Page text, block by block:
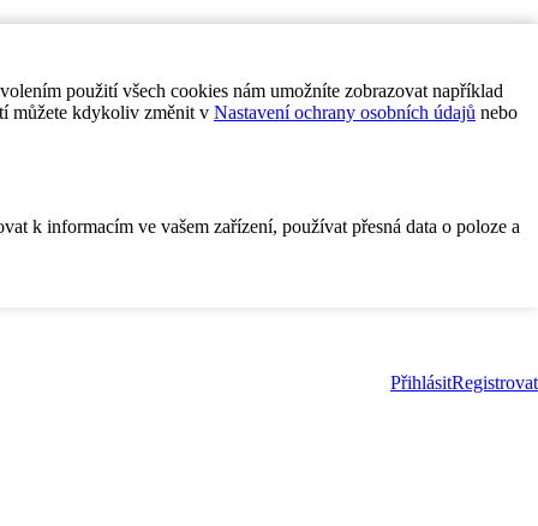
použití všech cookies nám umožníte zobrazovat například
můžete kdykoliv změnit v Nastavení ochrany osobních údajů nebo
k informacím ve vašem zařízení, používat přesná data o poloze a
PřihlásitRegistrovat